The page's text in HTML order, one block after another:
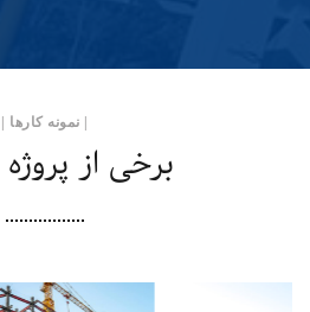
| نمونه کارها |
برخی از